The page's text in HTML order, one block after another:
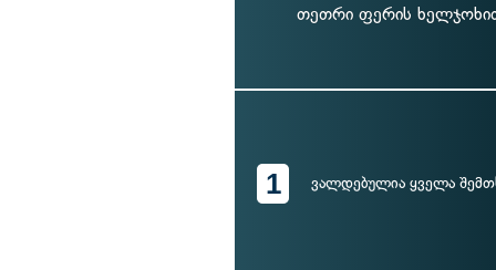
თეთრი ფერის
1 ვალდებულია ყველა